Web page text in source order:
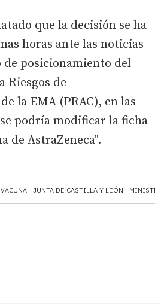
VACUNA JUNTA DE CASTILLA Y LEÓN
que la decisión se ha
horas ante las noticias
posicionamiento del
Riesgos de
la EMA (PRAC), en las
podría modificar la ficha
de AstraZeneca".